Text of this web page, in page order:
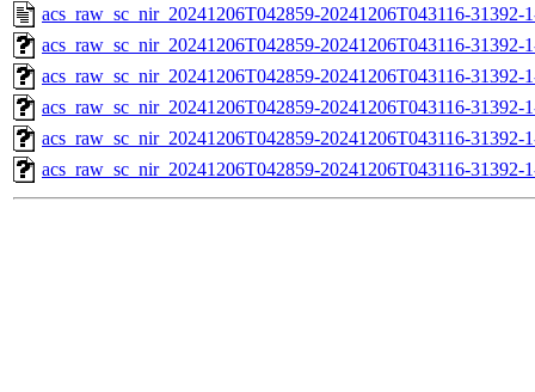
acs_raw_sc_nir_20241206T042859-20241206T043116-31392-
acs_raw_sc_nir_20241206T042859-20241206T043116-31392-
acs_raw_sc_nir_20241206T042859-20241206T043116-31392-
acs_raw_sc_nir_20241206T042859-20241206T043116-31392-
acs_raw_sc_nir_20241206T042859-20241206T043116-31392-
acs_raw_sc_nir_20241206T042859-20241206T043116-31392-